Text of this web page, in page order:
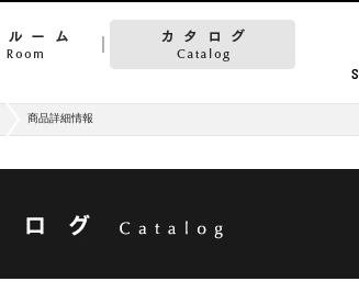
商品詳細情報